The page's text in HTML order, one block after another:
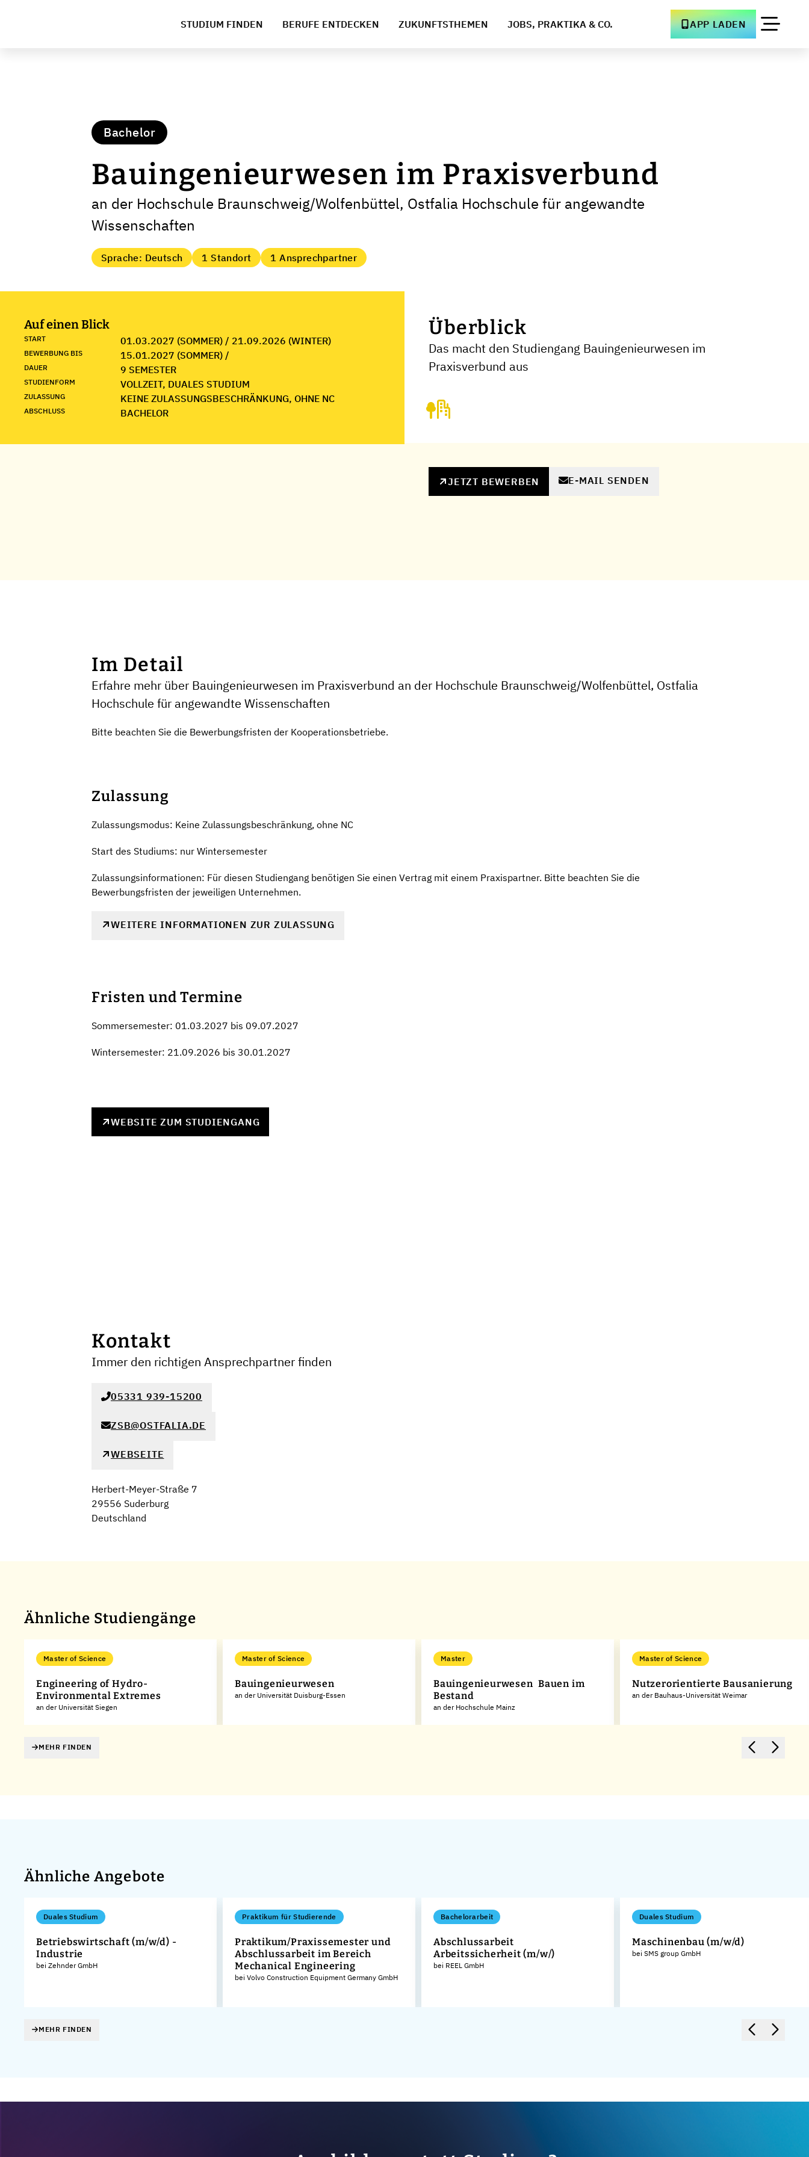
STUDIUM FINDEN BERUFE ENTDECKEN ZUKUNFTSTHEMEN JOBS, PRAKTIKA & CO. APP LADEN
Bachelor
Bauingenieurwesen im Praxisverbund
an der Hochschule Braunschweig/Wolfenbüttel, Ostfalia Hochschule für angewandte
Wissenschaften
Sprache: Deutsch 1 Standort 1 Ansprechpartner
Auf einen Blick
START 01.03.2027 (SOMMER) / 21.09.2026 (WINTER)
BEWERBUNG BIS 15.01.2027 (SOMMER) /
DAUER 9 SEMESTER
STUDIENFORM VOLLZEIT, DUALES STUDIUM
ZULASSUNG KEINE ZULASSUNGSBESCHRÄNKUNG, OHNE NC
ABSCHLUSS BACHELOR
Überblick
Das macht den Studiengang Bauingenieurwesen im
Praxisverbund aus
JETZT BEWERBEN E-MAIL SENDEN
Im Detail
Erfahre mehr über Bauingenieurwesen im Praxisverbund an der Hochschule Braunschweig/Wolfenbüttel, Ostfalia
Hochschule für angewandte Wissenschaften
Bitte beachten Sie die Bewerbungsfristen der Kooperationsbetriebe.
Zulassung
Zulassungsmodus: Keine Zulassungsbeschränkung, ohne NC
Start des Studiums: nur Wintersemester
Zulassungsinformationen: Für diesen Studiengang benötigen Sie einen Vertrag mit einem Praxispartner. Bitte beachten Sie die
Bewerbungsfristen der jeweiligen Unternehmen.
WEITERE INFORMATIONEN ZUR ZULASSUNG
Fristen und Termine
Sommersemester: 01.03.2027 bis 09.07.2027
Wintersemester: 21.09.2026 bis 30.01.2027
WEBSITE ZUM STUDIENGANG
Kontakt
Immer den richtigen Ansprechpartner finden
05331 939-15200
ZSB@OSTFALIA.DE
WEBSEITE
Herbert-Meyer-Straße 7
29556 Suderburg
Deutschland
Ähnliche Studiengänge
Master of Science
Engineering of Hydro-
Environmental Extremes
an der Universität Siegen
Master of Science
Bauingenieurwesen
an der Universität Duisburg-Essen
Master
Bauingenieurwesen  Bauen im
Bestand
an der Hochschule Mainz
Master of Science
Nutzerorientierte Bausanierung
an der Bauhaus-Universität Weimar
MEHR FINDEN
Ähnliche Angebote
Duales Studium
Betriebswirtschaft (m/w/d) -
Industrie
bei Zehnder GmbH
Praktikum für Studierende
Praktikum/Praxissemester und
Abschlussarbeit im Bereich
Mechanical Engineering
bei Volvo Construction Equipment Germany GmbH
Bachelorarbeit
Abschlussarbeit
Arbeitssicherheit (m/w/)
bei REEL GmbH
Duales Studium
Maschinenbau (m/w/d)
bei SMS group GmbH
MEHR FINDEN